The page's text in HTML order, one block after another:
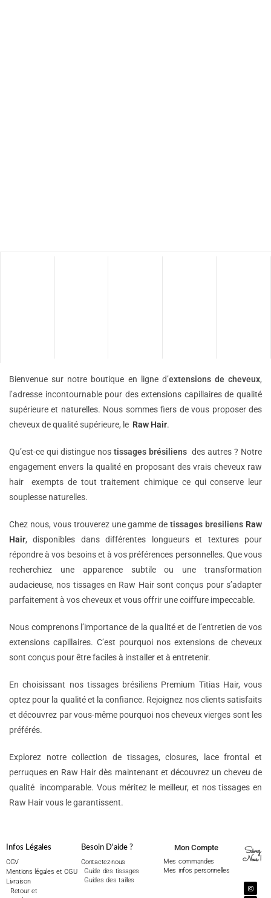
Bienvenue sur notre boutique en ligne d’extensions decheveux,
l’adresse incontournable pour des extensions capillaires de qualité
supérieure et naturelles. Nous sommes fiers de vous proposer des
cheveux de qualité supérieure, le Raw Hair.
Qu’est-ce qui distingue nos tissages brésiliens des autres ? Notre
engagement envers la qualité en proposant des vrais cheveux raw
hair exempts de tout traitement chimique ce qui conserve leur
souplesse naturelles.
Chez nous, vous trouverez une gamme detissages bresiliens Raw
Hair, disponibles dans différentes longueurs et textures pour
répondre à vos besoins et à vos préférences personnelles. Que vous
recherchiez une apparence subtile ou une transformation
audacieuse, nos tissages en Raw Hair sont conçus pour s’adapter
parfaitement à vos cheveux et vous offrir une coiffure impeccable.
Nous comprenons l’importance de la qualité et de l’entretien de vos
extensions capillaires. C’est pourquoi nos extensions de cheveux
sont conçus pour être faciles à installer et à entretenir.
En choisissant nos tissages brésiliens Premium Titias Hair, vous
optez pour la qualité et la confiance. Rejoignez nos clients satisfaits
et découvrez par vous-même pourquoi nos cheveux vierges sont les
préférés.
Explorez notre collection de tissages, closures, lace frontal et
perruques en Raw Hair dès maintenant et découvrez un cheveu de
qualité incomparable. Vous méritez le meilleur, et nos tissages en
Raw Hair vous le garantissent.
Infos Légales
CGV
Mentions légales et CGU
Livraison
Retour et
Besoin D'aide ?
Contactez-nous
Guide des tissages
Guides des tailles
Mon Compte
Mes commandes
Mes infos personnelles
Suivez
Nous !